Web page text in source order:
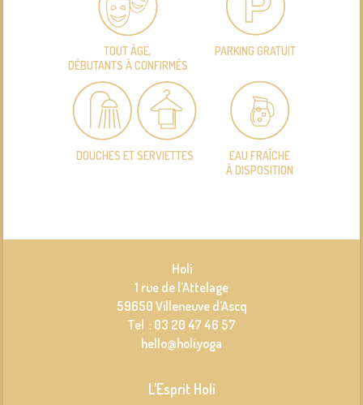
TOUT ÂGE,
DÉBUTANTS À CONFIRMÉS
PARKING GRATUIT
DOUCHES ET SERVIETTES
EAU FRAÎCHE
À DISPOSITION
Holi
1 rue de l’Attelage
59650 Villeneuve d’Ascq
Tel : 03 20 47 46 57
hello@holi.yoga
L’Esprit Holi